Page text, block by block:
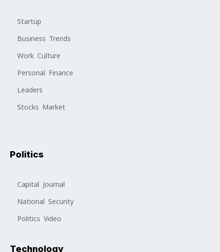
Startup
Business Trends
Work Culture
Personal Finance
Leaders
Stocks Market
Politics
Capital Journal
National Security
Politics Video
Technology